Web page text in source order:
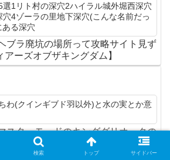
選1リト村の深穴2ハイラル城外堀西深穴
4ゾーラの里地下深穴(こんな名前だっ
る深穴
ブラ廃坑の場所って攻略サイト見ず
ーズオブザキングダム】
わ(クインギブド羽以外)と水の実とか意
スターモードのキンググリオークの
?!どんな強化されると思う?【ティ
ム】
検索 トップ サイドバー